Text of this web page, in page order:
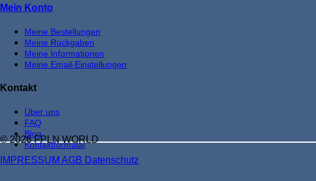
Mein Konto
Meine Bestellungen
Meine Rückgaben
Meine Informationen
Meine Email-Einstellungen
Kontakt
Über uns
FAQ
Blog
Kontaktformular
© 2026 FPLN WORLD
IMPRESSUM AGB Datenschutz